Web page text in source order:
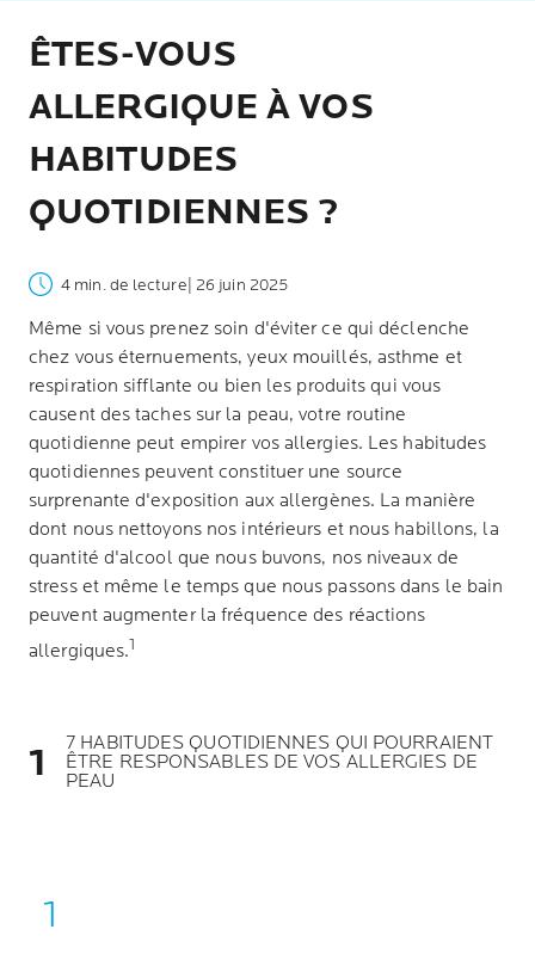
ÊTES-VOUS
ALLERGIQUE À VOS
HABITUDES
QUOTIDIENNES ?
4 min. de lecture | 26 juin 2025
Même si vous prenez soin d'éviter ce qui déclenche
chez vous éternuements, yeux mouillés, asthme et
respiration sifflante ou bien les produits qui vous
causent des taches sur la peau, votre routine
quotidienne peut empirer vos allergies. Les habitudes
quotidiennes peuvent constituer une source
surprenante d'exposition aux allergènes. La manière
dont nous nettoyons nos intérieurs et nous habillons, la
quantité d'alcool que nous buvons, nos niveaux de
stress et même le temps que nous passons dans le bain
peuvent augmenter la fréquence des réactions
allergiques.1
7 HABITUDES QUOTIDIENNES QUI POURRAIENT
ÊTRE RESPONSABLES DE VOS ALLERGIES DE
PEAU